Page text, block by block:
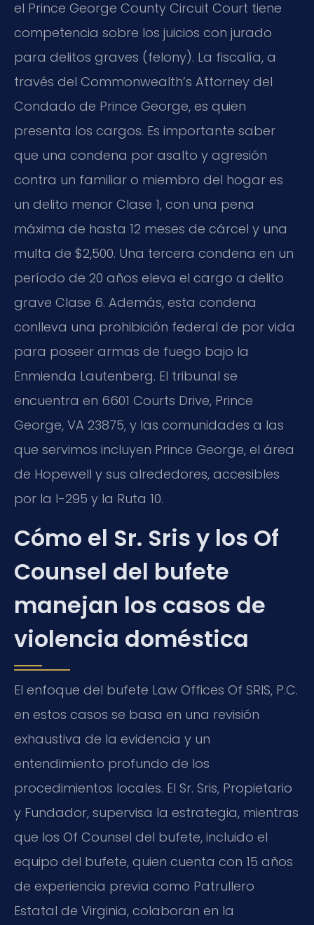
el Prince George County Circuit Court tiene
competencia sobre los juicios con jurado
para delitos graves (felony). La fiscalía, a
través del Commonwealth’s Attorney del
Condado de Prince George, es quien
presenta los cargos. Es importante saber
que una condena por asalto y agresión
contra un familiar o miembro del hogar es
un delito menor Clase 1, con una pena
máxima de hasta 12 meses de cárcel y una
multa de $2,500. Una tercera condena en un
período de 20 años eleva el cargo a delito
grave Clase 6. Además, esta condena
conlleva una prohibición federal de por vida
para poseer armas de fuego bajo la
Enmienda Lautenberg. El tribunal se
encuentra en 6601 Courts Drive, Prince
George, VA 23875, y las comunidades a las
que servimos incluyen Prince George, el área
de Hopewell y sus alrededores, accesibles
por la I-295 y la Ruta 10.
Cómo el Sr. Sris y los Of
Counsel del bufete
manejan los casos de
violencia doméstica
El enfoque del bufete Law Offices Of SRIS, P.C.
en estos casos se basa en una revisión
exhaustiva de la evidencia y un
entendimiento profundo de los
procedimientos locales. El Sr. Sris, Propietario
y Fundador, supervisa la estrategia, mientras
que los Of Counsel del bufete, incluido el
equipo del bufete, quien cuenta con 15 años
de experiencia previa como Patrullero
Estatal de Virginia, colaboran en la